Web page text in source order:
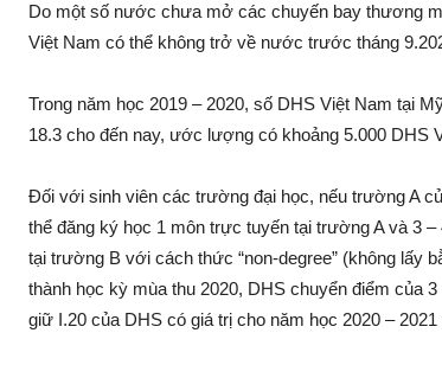
Do một số nước chưa mở các chuyến bay thương
Việt Nam có thể không trở về nước trước tháng
Trong năm học 2019 – 2020, số DHS Việt Nam tại
18.3 cho đến nay, ước lượng có khoảng 5.000 DHS
Ðối với sinh viên các trường đại học, nếu trường A
thể đăng ký học 1 môn trực tuyến tại trường A và 3
tại trường B với cách thức “non-degree” (không lấy
thành học kỳ mùa thu 2020, DHS chuyển điểm
giữ I.20 của DHS có giá trị cho năm học 2020 –